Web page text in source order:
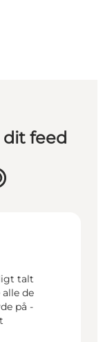
feed
talt
de
på -